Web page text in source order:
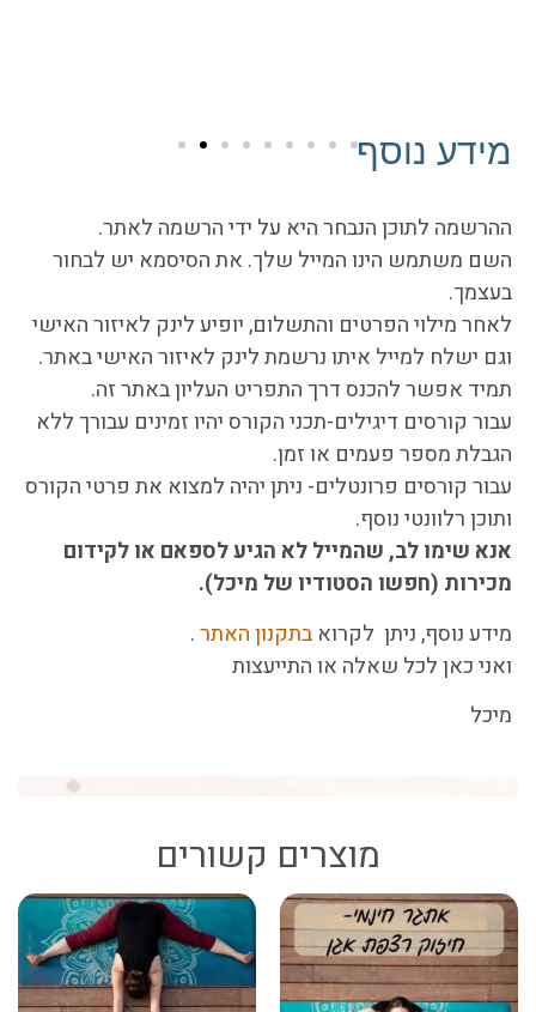
מידע נוסף
ההרשמה לתוכן הנבחר היא על ידי הרשמה לאתר.
השם משתמש הינו המייל שלך. את הסיסמא יש לבחור
בעצמך.
לאחר מילוי הפרטים והתשלום, יופיע לינק לאיזור האישי
וגם ישלח למייל איתו נרשמת לינק לאיזור האישי באתר.
תמיד אפשר להכנס דרך התפריט העליון באתר זה.
עבור קורסים דיגילים-תכני הקורס יהיו זמינים עבורך ללא
הגבלת מספר פעמים או זמן.
עבור קורסים פרונטלים- ניתן יהיה למצוא את פרטי הקורס
ותוכן רלוונטי נוסף.
אנא שימו לב, שהמייל לא הגיע לספאם או לקידום
מכירות (חפשו הסטודיו של מיכל).
מידע נוסף, ניתן לקרואבתקנון האתר.
ואני כאן לכל שאלה או התייעצות
מיכל
מוצרים קשורים